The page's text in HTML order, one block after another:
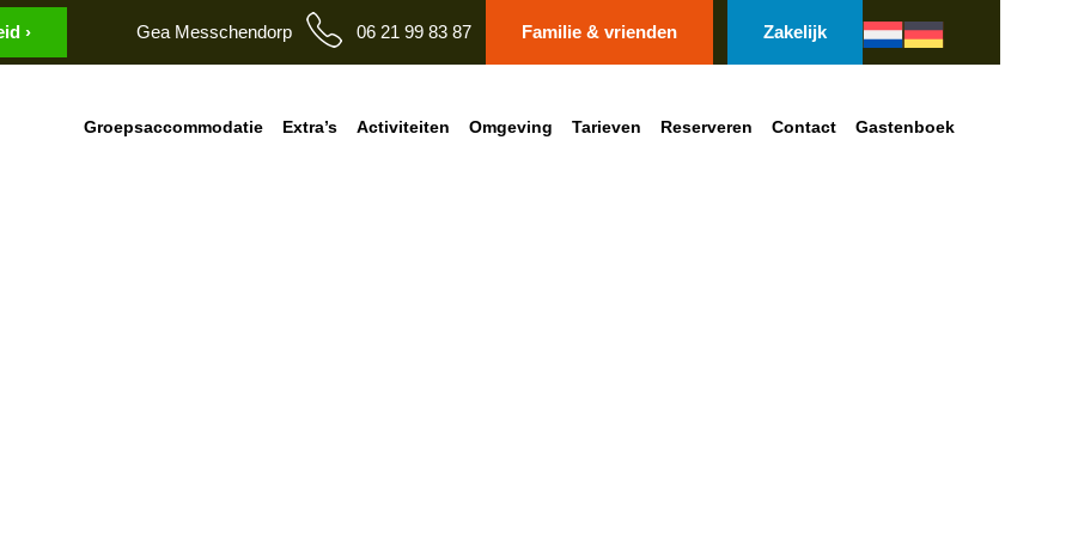
› Gea Messchendorp 06 21 99 83 87 Familie & vrienden Zakelijk
Groepsaccommodatie Extra’s Activiteiten Omgeving Tarieven Reserveren Contact Gastenboek